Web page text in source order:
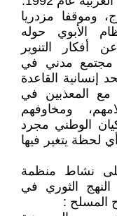
وموقفا مزدريا
الأبوي حوله
أفكار التنوير
مجتمع مدني في
إنسانية القاعدة
مع المعذبين في
ومخاوفهم
الوطني مجرد
لحظة يتغير فيها
على نشاط منظمة
الثوري في
المسلح :